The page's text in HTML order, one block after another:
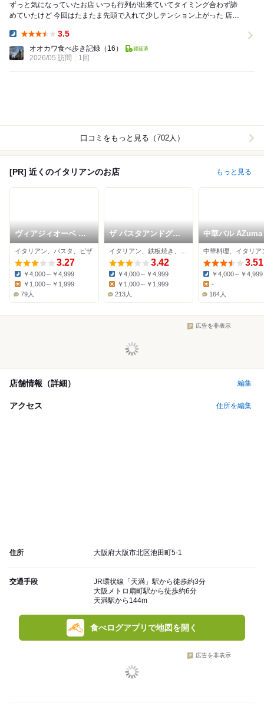
ずっと気になっていたお店 いつも行列が出来ていてタイミング合わず諦
めていたけど 今回はたまたま先頭で入れて少しテンション上がった 店内
3.5
オオカワ食べ歩き記録 （16）
2026/05 訪問
1回
口コミをもっと見る（702人）
[PR] 近くのイタリアンのお店 もっと見る
ヴィアジィオーベ ク
アットロ
イタリアン、パスタ、ピザ
3.27
Dinner:
￥4,000～￥4,999
Lunch:
￥1,000～￥1,999
79人
ザ パスタアンドグリ
ルズ
3.42
Dinner:
￥4,000～￥4,999
￥1,000～￥1,999
213人
中華バル AZuma
3.51
Dinner:
￥4,000～￥4,999
-
164人
広告を非表示
店舗情報（詳細） 編集
アクセス 住所を編集
住所 大阪府大阪市北区池田町5-1
交通手段
JR環状線「天満」駅から徒歩約3分
大阪メトロ扇町駅から徒歩約6分
天満駅から144m
食べログアプリで地図を開く
広告を非表示